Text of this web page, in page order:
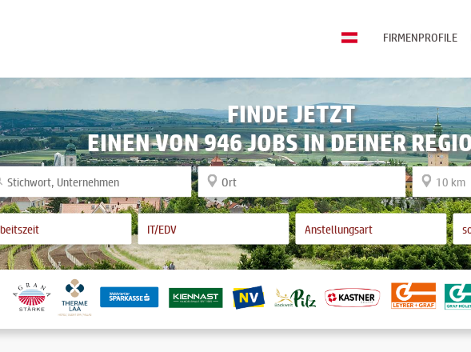
FIRMENPROFILE
FINDE JETZT
EINEN VON 946 JOBS IN DEINER